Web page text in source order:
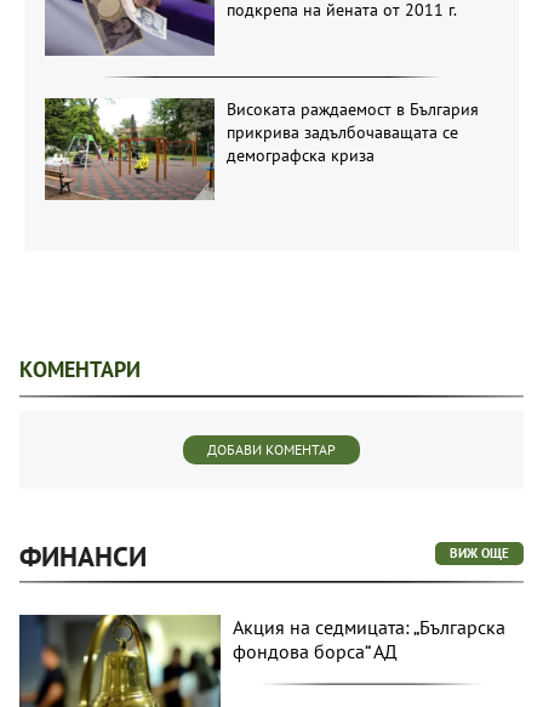
подкрепа на йената от 2011 г.
Високата раждаемост в България
прикрива задълбочаващата се
демографска криза
КОМЕНТАРИ
ДОБАВИ КОМЕНТАР
ФИНАНСИ ВИЖ ОЩЕ
Акция на седмицата: „Българска
фондова борса“ АД